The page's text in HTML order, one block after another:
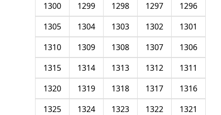
1296
1297
1298
1299
1300
1301
1302
1303
1304
1305
1306
1307
1308
1309
1310
1311
1312
1313
1314
1315
1316
1317
1318
1319
1320
1321
1322
1323
1324
1325